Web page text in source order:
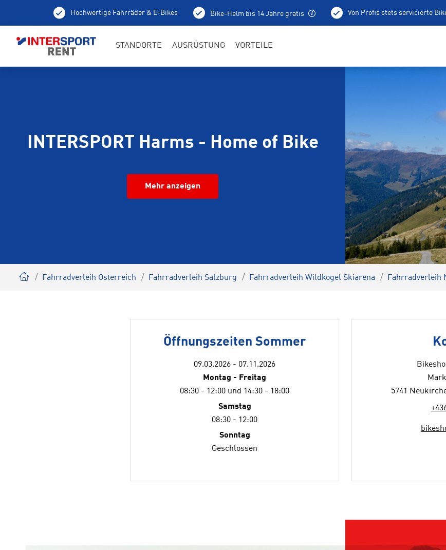
Hochwertige Fahrräder & E-Bikes Bike-Helm bis 14 Jahre gratis Von Profis stets servicierte
STANDORTE AUSRÜSTUNG VORTEILE
INTERSPORT Harms - Home of Bike
Mehr anzeigen
Fahrradverleih Österreich Fahrradverleih Salzburg Fahrradverleih Wildkogel Skiarena Fahrradverleih
Öffnungszeiten Sommer
09.03.2026 - 07.11.2026
Montag - Freitag
08:30 - 12:00 und 14:30 - 18:00
Samstag
08:30 - 12:00
Sonntag
Geschlossen
5741